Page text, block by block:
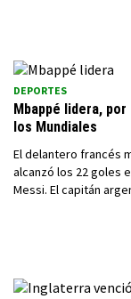
DEPORTES
Mbappé lidera,
los Mundiales
El delantero francés
alcanzó los 22 goles
Messi. El capitán